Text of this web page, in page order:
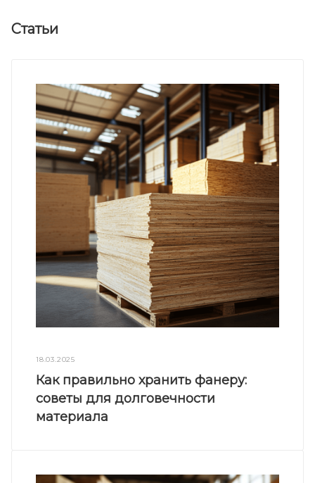
Статьи
18.03.2025
Как правильно хранить фанеру:
советы для долговечности
материала